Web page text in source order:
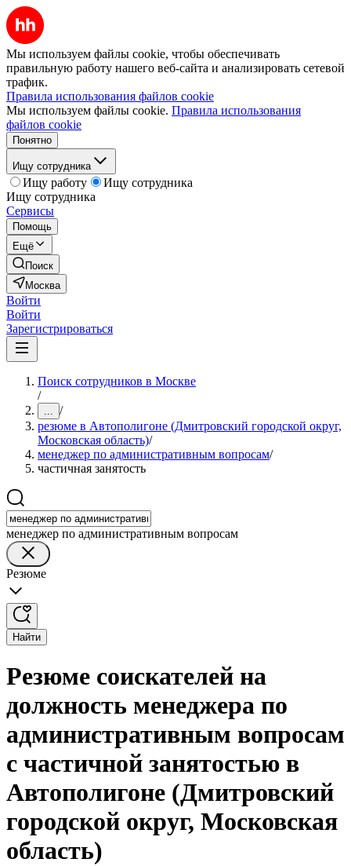
Мы используем файлы cookie, чтобы обеспечивать
правильную работу нашего веб-сайта и анализировать сетевой
трафик.
Правила использования файлов cookie
Мы используем файлы cookie. Правила использования
файлов cookie
Понятно
Ищу сотрудника
Ищу работу
Ищу сотрудника
Ищу сотрудника
Сервисы
Помощь
Ещё
Поиск
Москва
Войти
Войти
Зарегистрироваться
Поиск сотрудников в Москве
/
... /
резюме в Автополигоне (Дмитровский городской округ,
Московская область)/
менеджер по административным вопросам/
частичная занятость
менеджер по административным вопросам
Резюме
Найти
Резюме соискателей на
должность менеджера по
административным вопросам
с частичной занятостью в
Автополигоне (Дмитровский
городской округ, Московская
область)